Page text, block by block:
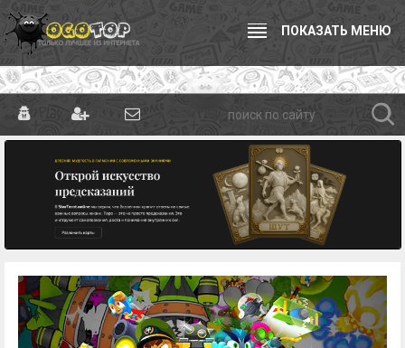
ПОКАЗАТЬ МЕНЮ